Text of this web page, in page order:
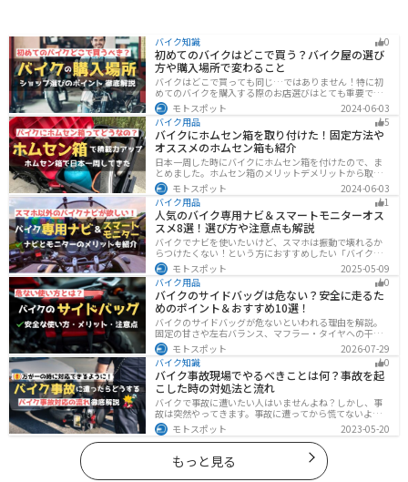
バイク知識 0
初めてのバイクはどこで買う？バイク屋の選び
方や購入場所で変わること
バイクはどこで買っても同じ…ではありません！特に初
めてのバイクを購入する際のお店選びはとても重要で
す。どんなお店で購入するのがベストなのか？失敗しな
いお店選びのポイントをまとめます。
モトスポット
2024-06-03
バイク用品
5
バイクにホムセン箱を取り付けた！固定方法や
オススメのホムセン箱も紹介
日本一周した時にバイクにホムセン箱を付けたので、ま
とめました。ホムセン箱のメリットデメリットから取り
付け方法、実際につけてどううだったのか、オススメの
ホムセン箱まで全て解説します。バイクにホムセン箱を
付けたいと思っている人はぜひ参考にしてください。
モトスポット
2024-06-03
バイク用品
1
人気のバイク専用ナビ＆スマートモニターオス
スメ8選！選び方や注意点も解説
バイクでナビを使いたいけど、スマホは振動で壊れるか
らつけたくない！という方におすすめしたい「バイク専
用ナビ」と「スマートモニター」をまとめてご紹介しま
す。専用ナビなら耐久性もあり、オフラインでも使える
ので安心です。スマートモニターは、スマホと連動させ
てスマホの機能をそのまま利用できます。ドラレコや死
角警告、駐車場の振動検知など様々な便利機能も搭載さ
れています。
モトスポット
2025-05-09
バイク用品
0
バイクのサイドバッグは危ない？安全に走るた
めのポイント＆おすすめ10選！
バイクのサイドバッグが危ないといわれる理由を解説。
固定の甘さや左右バランス、マフラー・タイヤへの干
渉、横幅の変化など安全上の注意点に加え、メリット・
デメリット、容量・素材・防水性を踏まえた選び方、お
すすめのサイドバッグ10選を紹介します。
モトスポット
2026-07-29
バイク知識
0
バイク事故現場でやるべきことは何？事故を起
こした時の対処法と流れ
バイクで事故に遭いたい人はいませんよね？しかし、事
故は突然やってきます。事故に遭ってから慌てないよう
に対処法を知っておきましょう。自分が加害者になった
時、被害者になった時、それぞれどんな対応をすれば良
いのかまとめました。
モトスポット 2023-05-20
もっと見る